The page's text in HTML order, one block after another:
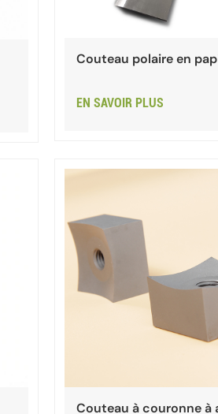
Couteau polaire en
EN SAVOIR PLUS
Couteau à couronne à